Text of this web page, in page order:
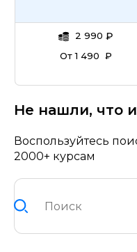
2 990 ₽
От 1 490 ₽
Не нашли, что
Воспользуйтесь
2000+ курсам